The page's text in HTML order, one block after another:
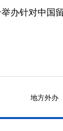
针对中国
地方外办